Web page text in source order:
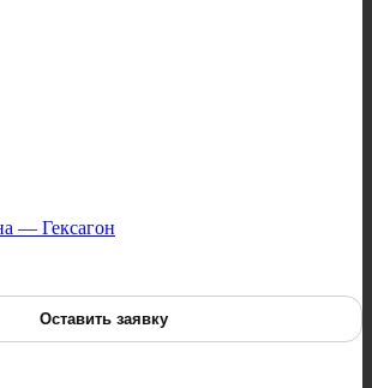
— Гексагон
Оставить заявку